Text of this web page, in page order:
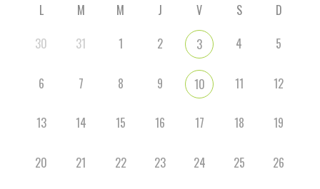
L M M J V S
D
30
31 1 2 3 4 5
6 7 8 9 10 11 12
13 14 15 16 17 18 19
20 21 22 23 24 25 26